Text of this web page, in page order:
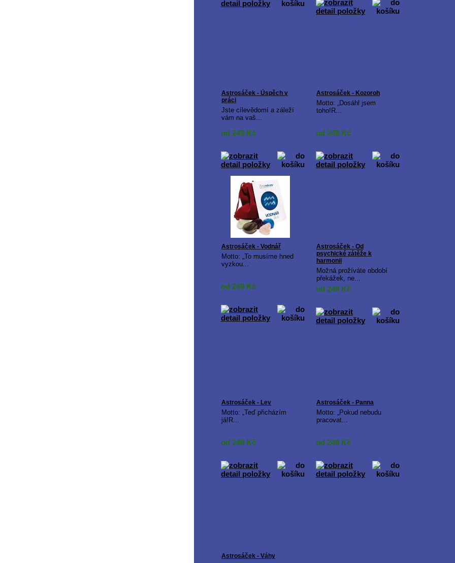
Astrosáček - Úspěch v
práci
Jste cílevědomí a záleží
vám na vaš...
od 249 Kč
Astrosáček - Kozoroh
Motto: „Dosáhl jsem
toho!R...
od 249 Kč
Astrosáček - Vodnář
Motto: „To musíme hned
vyzkou...
od 249 Kč
Astrosáček - Od
psychické zátěže k
harmonii
Možná prožíváte období
překážek, ne...
od 249 Kč
Astrosáček - Lev
Motto: „Teď přicházím
já!R...
od 249 Kč
Astrosáček - Panna
Motto: „Pokud nebudu
pracovat...
od 249 Kč
Astrosáček - Váhy